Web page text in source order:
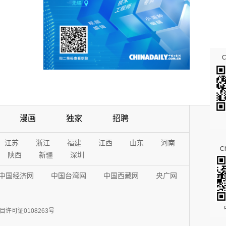
漫画 独家 招聘
江苏 浙江 福建 江西 山东
河南
陕西
新疆 深圳
国经济网 中国台湾网 中国西藏网 央广网
许可证0108263号